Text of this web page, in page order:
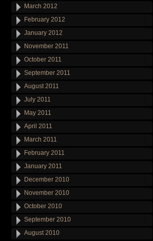
March 2012
February 2012
January 2012
November 2011
October 2011
September 2011
August 2011
July 2011
May 2011
April 2011
March 2011
February 2011
January 2011
December 2010
November 2010
October 2010
September 2010
August 2010